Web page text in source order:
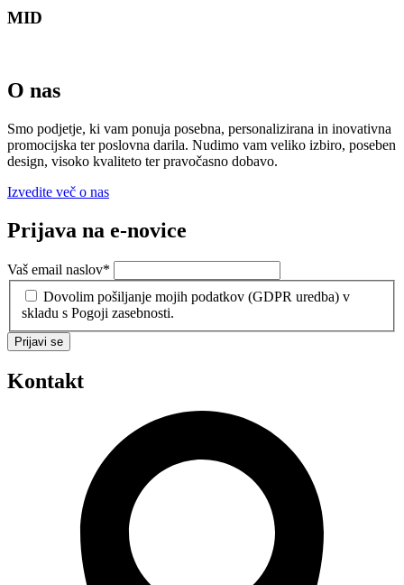
MID
O nas
Smo podjetje, ki vam ponuja posebna, personalizirana in inovativna
promocijska ter poslovna darila. Nudimo vam veliko izbiro, poseben
design, visoko kvaliteto ter pravočasno dobavo.
Izvedite več o nas
Prijava na e-novice
Vaš email naslov*
Dovolim pošiljanje mojih podatkov (GDPR uredba) v
skladu s Pogoji zasebnosti.
Prijavi se
Kontakt